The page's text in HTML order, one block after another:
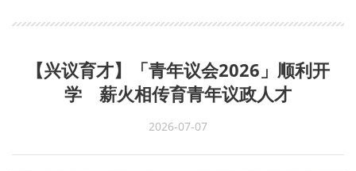
【兴议育才】「青年议会2026」顺利开
学 薪火相传育青年议政人才
2026-07-07